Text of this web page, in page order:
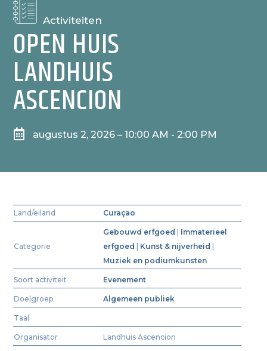
Activiteiten
OPEN HUIS
LANDHUIS
ASCENCION
 augustus 2, 2026 – 10:00 AM - 2:00 PM
Land/eiland Curaçao
Categorie
Gebouwd erfgoed
Immaterieel
erfgoed
Kunst & nijverheid
Muziek en podiumkunsten
Soort activiteit Evenement
Doelgroep Algemeen publiek
Taal
Organisator Landhuis Ascencion